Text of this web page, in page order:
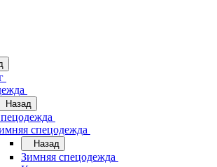
Назад
спецодежда
Назад
Зимняя спецодежда